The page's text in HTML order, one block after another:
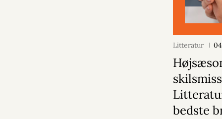
Litteratur
bedste